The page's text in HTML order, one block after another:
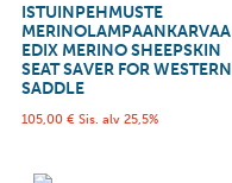
ISTUINPEHMUSTE
MERINOLAMPAANKARVAA
EDIX MERINO SHEEPSKIN
SEAT SAVER FOR WESTERN
SADDLE
105,00 € Sis. alv 25,5%